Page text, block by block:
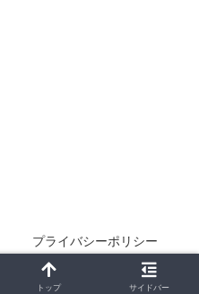
プライバシーポリシー
活 All Rights Reserved.
トップ サイドバー